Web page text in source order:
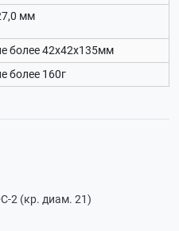
мм
более 42х42х135мм
более 160г
2 (кр. диам. 21)